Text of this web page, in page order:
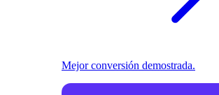
Mejor conversión demostrada.